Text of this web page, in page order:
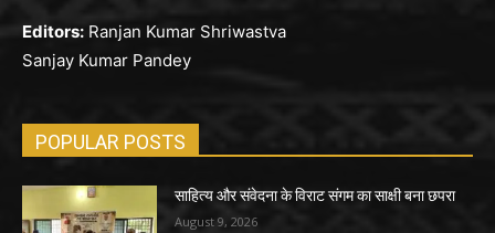
Editors: Ranjan Kumar Shriwastva
Sanjay Kumar Pandey
POPULAR POSTS
साहित्य और संवेदना के विराट संगम का साक्षी बना छपरा
August 9, 2026